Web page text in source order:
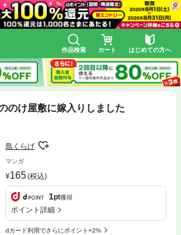
作品検索 カート はじめての方へ
のけ屋敷に嫁入りしました
島くらげ
マンガ
165(税込)
1pt獲得
ポイント詳細
dカード利用でさらにポイント+2%